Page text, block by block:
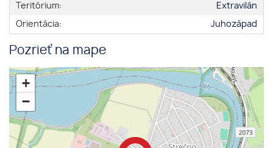
Teritórium:
Extravilán
Orientácia:
Juhozápad
Pozrieť na mape
+
−